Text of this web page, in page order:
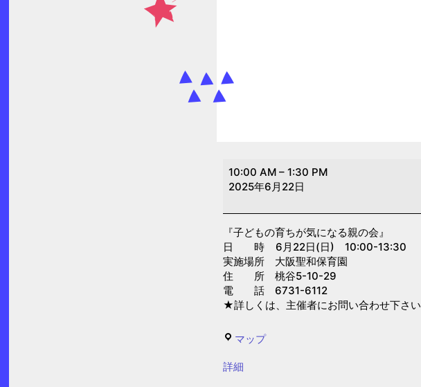
子
ど
育
ち
が
気
に
親
10:00 AM – 1:30 PM
2025年6月22日
『子どもの育ちが気になる親の会』
日 時 6月22日(日) 10:00-13:30
実施場所 大阪聖和保育園
住 所 桃谷5-10-29
電 話 6731-6112
★詳しくは、主催者にお問い合わせ下さい
マップ大
{title}
詳細